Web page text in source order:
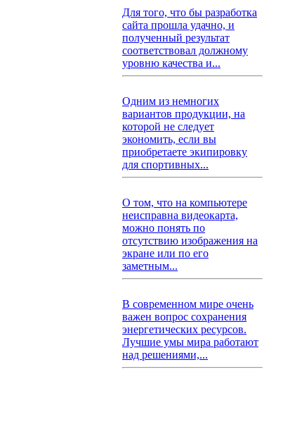
Для того, что бы разработка
сайта прошла удачно, и
полученный результат
соответствовал должному
уровню качества и...
Одним из немногих
вариантов продукции, на
которой не следует
экономить, если вы
приобретаете экипировку
для спортивных...
О том, что на компьютере
неисправна видеокарта,
можно понять по
отсутствию изображения на
экране или по его
заметным...
В современном мире очень
важен вопрос сохранения
энергетических ресурсов.
Лучшие умы мира работают
над решениями,...